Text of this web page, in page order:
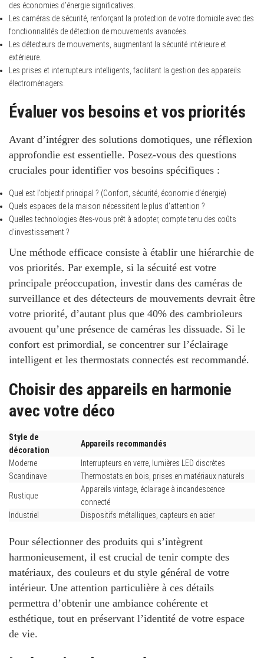
des économies d’énergie significatives.
Les caméras de sécurité, renforçant la protection de votre domicile avec des
fonctionnalités de détection de mouvements avancées.
Les détecteurs de mouvements, augmentant la sécurité intérieure et
extérieure.
Les prises et interrupteurs intelligents, facilitant la gestion des appareils
électroménagers.
Évaluer vos besoins et vos priorités
Avant d’intégrer des solutions domotiques, une réflexion
approfondie est essentielle. Posez-vous des questions
cruciales pour identifier vos besoins spécifiques :
Quel est l’objectif principal ? (Confort, sécurité, économie d’énergie)
Quels espaces de la maison nécessitent le plus d’attention ?
Quelles technologies êtes-vous prêt à adopter, compte tenu des coûts
d’investissement ?
Une méthode efficace consiste à établir une hiérarchie de
vos priorités. Par exemple, si la sécuité est votre
principale préoccupation, investir dans des caméras de
surveillance et des détecteurs de mouvements devrait être
votre priorité, d’autant plus que 40% des cambrioleurs
avouent qu’une présence de caméras les dissuade. Si le
confort est primordial, se concentrer sur l’éclairage
intelligent et les thermostats connectés est recommandé.
Choisir des appareils en harmonie
avec votre déco
Style de
décoration
Appareils recommandés
Moderne
Interrupteurs en verre, lumières LED discrètes
Scandinave
Thermostats en bois, prises en matériaux naturels
Rustique
Appareils vintage, éclairage à incandescence
connecté
Industriel
Dispositifs métalliques, capteurs en acier
Pour sélectionner des produits qui s’intègrent
harmonieusement, il est crucial de tenir compte des
matériaux, des couleurs et du style général de votre
intérieur. Une attention particulière à ces détails
permettra d’obtenir une ambiance cohérente et
esthétique, tout en préservant l’identité de votre espace
de vie.